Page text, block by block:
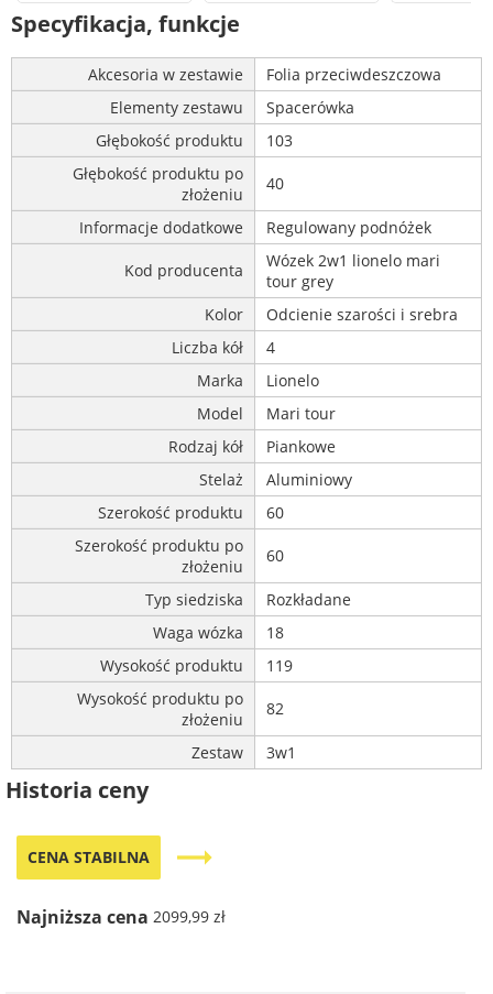
Specyfikacja, funkcje
Akcesoria w zestawie
Folia przeciwdeszczowa
Elementy zestawu
Spacerówka
Głębokość produktu
103
Głębokość produktu po
złożeniu
40
Informacje dodatkowe Regulowany podnóżek
Kod producenta
Wózek 2w1 lionelo mari
tour grey
Kolor
Odcienie szarości i srebra
Liczba kół
4
Marka
Lionelo
Model
Mari tour
Rodzaj kół
Piankowe
Stelaż
Aluminiowy
Szerokość produktu
60
Szerokość produktu po
złożeniu
60
Typ siedziska
Rozkładane
Waga wózka
18
Wysokość produktu
119
Wysokość produktu po
złożeniu
82
Zestaw 3w1
Historia ceny
CENA STABILNA trending_flat
Najniższa cena 2099,99 zł